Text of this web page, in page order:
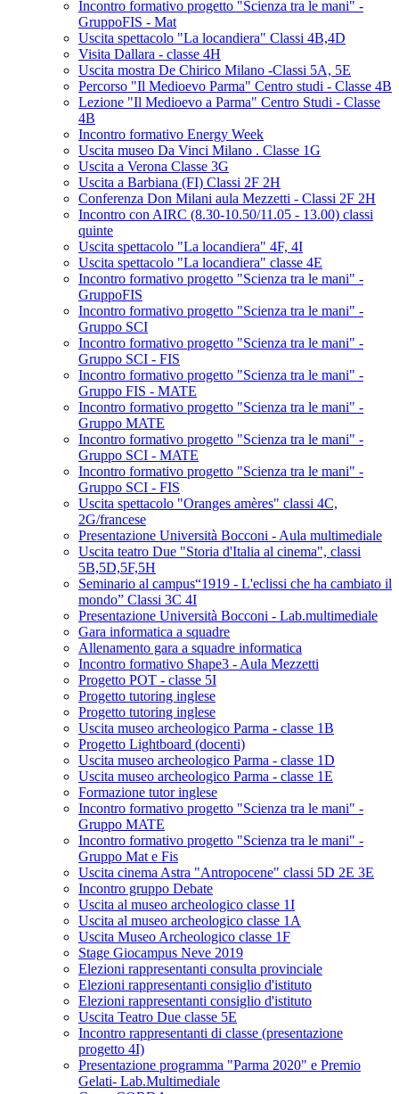
Incontro formativo progetto "Scienza tra le mani" -
GruppoFIS - Mat
Uscita spettacolo "La locandiera" Classi 4B,4D
Visita Dallara - classe 4H
Uscita mostra De Chirico Milano -Classi 5A, 5E
Percorso "Il Medioevo Parma" Centro studi - Classe 4B
Lezione "Il Medioevo a Parma" Centro Studi - Classe
4B
Incontro formativo Energy Week
Uscita museo Da Vinci Milano . Classe 1G
Uscita a Verona Classe 3G
Uscita a Barbiana (FI) Classi 2F 2H
Conferenza Don Milani aula Mezzetti - Classi 2F 2H
Incontro con AIRC (8.30-10.50/11.05 - 13.00) classi
quinte
Uscita spettacolo "La locandiera" 4F, 4I
Uscita spettacolo "La locandiera" classe 4E
Incontro formativo progetto "Scienza tra le mani" -
GruppoFIS
Incontro formativo progetto "Scienza tra le mani" -
Gruppo SCI
Incontro formativo progetto "Scienza tra le mani" -
Gruppo SCI - FIS
Incontro formativo progetto "Scienza tra le mani" -
Gruppo FIS - MATE
Incontro formativo progetto "Scienza tra le mani" -
Gruppo MATE
Incontro formativo progetto "Scienza tra le mani" -
Gruppo SCI - MATE
Incontro formativo progetto "Scienza tra le mani" -
Gruppo SCI - FIS
Uscita spettacolo "Oranges amères" classi 4C,
2G/francese
Presentazione Università Bocconi - Aula multimediale
Uscita teatro Due "Storia d'Italia al cinema", classi
5B,5D,5F,5H
Seminario al campus“1919 - L'eclissi che ha cambiato il
mondo” Classi 3C 4I
Presentazione Università Bocconi - Lab.multimediale
Gara informatica a squadre
Allenamento gara a squadre informatica
Incontro formativo Shape3 - Aula Mezzetti
Progetto POT - classe 5I
Progetto tutoring inglese
Progetto tutoring inglese
Uscita museo archeologico Parma - classe 1B
Progetto Lightboard (docenti)
Uscita museo archeologico Parma - classe 1D
Uscita museo archeologico Parma - classe 1E
Formazione tutor inglese
Incontro formativo progetto "Scienza tra le mani" -
Gruppo MATE
Incontro formativo progetto "Scienza tra le mani" -
Gruppo Mat e Fis
Uscita cinema Astra "Antropocene" classi 5D 2E 3E
Incontro gruppo Debate
Uscita al museo archeologico classe 1I
Uscita al museo archeologico classe 1A
Uscita Museo Archeologico classe 1F
Stage Giocampus Neve 2019
Elezioni rappresentanti consulta provinciale
Elezioni rappresentanti consiglio d'istituto
Elezioni rappresentanti consiglio d'istituto
Uscita Teatro Due classe 5E
Incontro rappresentanti di classe (presentazione
progetto 4I)
Presentazione programma "Parma 2020" e Premio
Gelati- Lab.Multimediale